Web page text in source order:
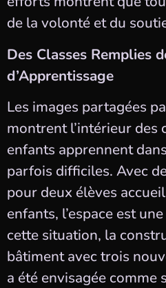
de la volonté et du
Des Classes Remplies
d’Apprentissage
Les images partagées
montrent l’intérieur des
enfants apprennent
parfois difficiles. Avec
pour deux élèves
enfants, l’espace est
cette situation, la
bâtiment avec trois
a été envisagée comme